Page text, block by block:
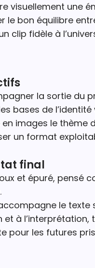
visuellement une
le bon équilibre
clip fidèle à
la sortie du
bases de l’identité
images le thème
un format
final
et épuré, pensé
le
et à
pour les futures